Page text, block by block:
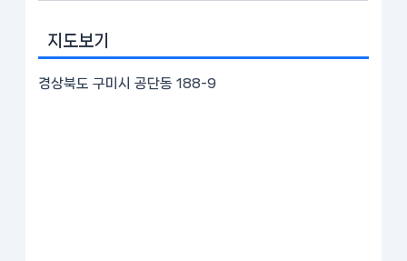
지도보기
경상북도 구미시 공단동 188-9